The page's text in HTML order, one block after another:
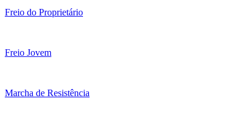
Freio do Proprietário
Freio Jovem
Marcha de Resistência